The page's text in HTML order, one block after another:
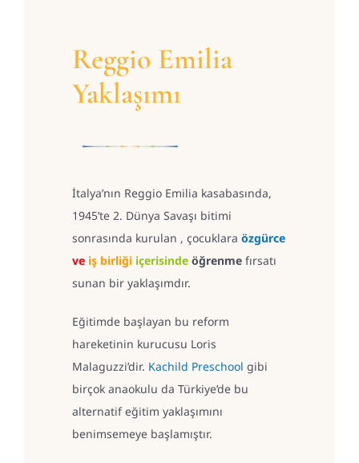
Reggio Emilia
Yaklaşımı
İtalya’nın Reggio Emilia kasabasında,
1945’te 2. Dünya Savaşı bitimi
sonrasında kurulan , çocuklara özgürce
ve iş birliği içerisinde öğrenmefırsatı
sunan bir yaklaşımdır.
Eğitimde başlayan bu reform
hareketinin kurucusu Loris
Malaguzzi’dir. Kachild Preschool gibi
birçok anaokulu da Türkiye’de bu
alternatif eğitim yaklaşımını
benimsemeye başlamıştır.